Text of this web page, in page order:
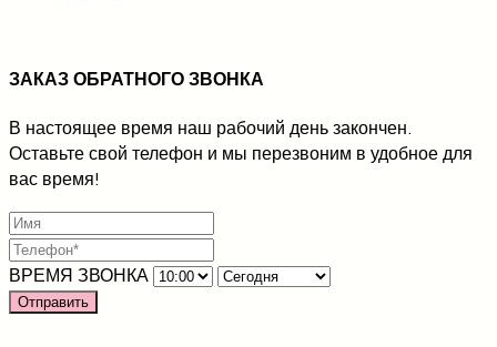
ЗАКАЗ ОБРАТНОГО ЗВОНКА
В настоящее время наш рабочий день закончен.
Оставьте свой телефон и мы перезвоним в удобное для
вас время!
ВРЕМЯ ЗВОНКА
Отправить